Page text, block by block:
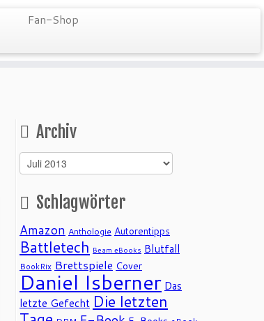
Fan-Shop
Archiv
Archiv
Schlagwörter
Amazon Anthologie Autorentipps
Battletech Beam eBooks Blutfall
BookRix Brettspiele Cover
Daniel Isberner Das
letzte Gefecht Die letzten